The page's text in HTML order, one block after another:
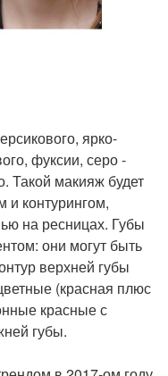
ярко-
фуксии, серо -
Такой макияж будет
и контурингом,
на ресницах. Губы
они могут быть
верхней губы
(красная плюс
красные с
губы.